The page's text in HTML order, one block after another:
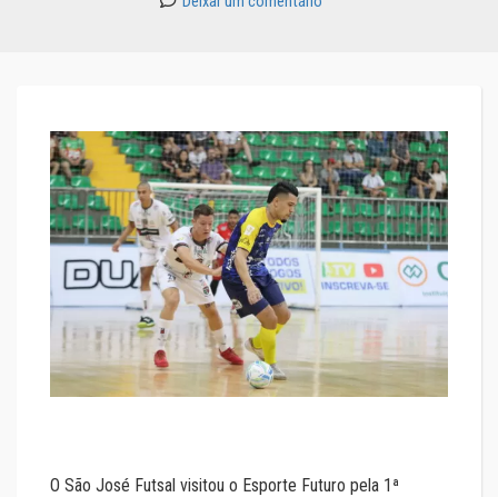
O São José Futsal visitou o Esporte Futuro pela 1ª